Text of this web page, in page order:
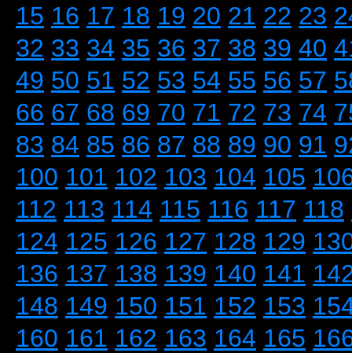
15 16 17 18 19 20 21 22 23
32 33 34 35 36 37 38 39 40
49 50 51 52 53 54 55 56 57
66 67 68 69 70 71 72 73 74
83 84 85 86 87 88 89 90 91
100 101 102 103 104 105
112 113 114 115 116 117 118
124 125 126 127 128 129
136 137 138 139 140 141
148 149 150 151 152 153
160 161 162 163 164 165